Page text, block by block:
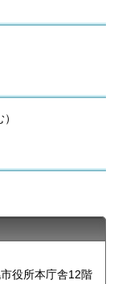
役所本庁舎12階